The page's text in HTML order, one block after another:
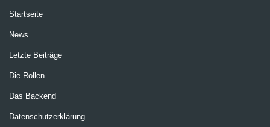
Startseite
News
Letzte Beiträge
Die Rollen
Das Backend
Datenschutzerklärung